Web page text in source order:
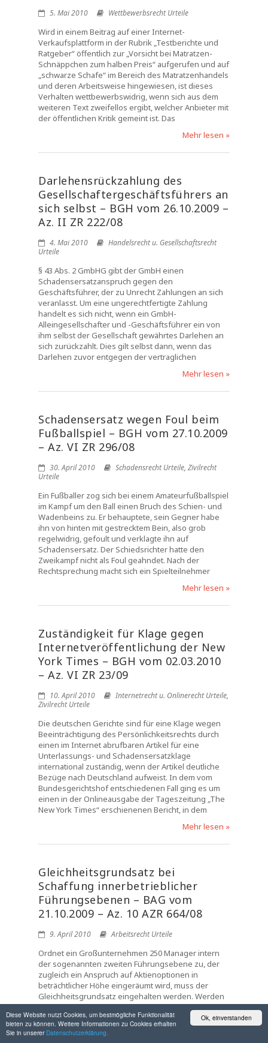
Ok, einverstanden
Diese Website nutzt Cookies, um bestmögliche Funktionalität
bieten zu können. Weitere Informationen zu Cookies erhalten
Sie in unserer Datenschutzerklärung.
5. Mai 2010 Wettbewerbsrecht Urteile
Wird in einem Beitrag auf einer Internet-
Verkaufsplattform in der Rubrik „Testberichte und
Ratgeber“ öffentlich zur „Vorsicht bei Matratzen-
Schnäppchen zum halben Preis“ aufgerufen und auf
„schwarze Schafe“ im Bereich des Matratzenhandels
und deren Arbeitsweise hingewiesen, ist dieses
Verhalten wettbewerbswidrig, wenn sich aus dem
weiteren Text zweifellos ergibt, welcher Anbieter mit
der öffentlichen Kritik gemeint ist. Das
Mehr lesen »
Darlehensrückzahlung des
Gesellschaftergeschäftsführers an
sich selbst – BGH vom 26.10.2009 –
Az. II ZR 222/08
4. Mai 2010
Handelsrecht u. Gesellschaftsrecht
Urteile
§ 43 Abs. 2 GmbHG gibt der GmbH einen
Schadensersatzanspruch gegen den
Geschäftsführer, der zu Unrecht Zahlungen an sich
veranlasst. Um eine ungerechtfertigte Zahlung
handelt es sich nicht, wenn ein GmbH-
Alleingesellschafter und -Geschäftsführer ein von
ihm selbst der Gesellschaft gewährtes Darlehen an
sich zurückzahlt. Dies gilt selbst dann, wenn das
Darlehen zuvor entgegen der vertraglichen
Mehr lesen »
Schadensersatz wegen Foul beim
Fußballspiel – BGH vom 27.10.2009
– Az. VI ZR 296/08
30. April 2010 Schadensrecht Urteile, Zivilrecht
Urteile
Ein Fußballer zog sich bei einem Amateurfußballspiel
im Kampf um den Ball einen Bruch des Schien- und
Wadenbeins zu. Er behauptete, sein Gegner habe
ihn von hinten mit gestrecktem Bein, also grob
regelwidrig, gefoult und verklagte ihn auf
Schadensersatz. Der Schiedsrichter hatte den
Zweikampf nicht als Foul geahndet. Nach der
Rechtsprechung macht sich ein Spielteilnehmer
Mehr lesen »
Zuständigkeit für Klage gegen
Internetveröffentlichung der New
York Times – BGH vom 02.03.2010
– Az. VI ZR 23/09
10. April 2010 Internetrecht u. Onlinerecht Urteile,
Zivilrecht Urteile
Die deutschen Gerichte sind für eine Klage wegen
Beeinträchtigung des Persönlichkeitsrechts durch
einen im Internet abrufbaren Artikel für eine
Unterlassungs- und Schadensersatzklage
international zuständig, wenn der Artikel deutliche
Bezüge nach Deutschland aufweist. In dem vom
Bundesgerichtshof entschiedenen Fall ging es um
einen in der Onlineausgabe der Tageszeitung „The
New York Times“ erschienenen Bericht, in dem
Mehr lesen »
Gleichheitsgrundsatz bei
Schaffung innerbetrieblicher
Führungsebenen – BAG vom
21.10.2009 – Az. 10 AZR 664/08
9. April 2010 Arbeitsrecht Urteile
Ordnet ein Großunternehmen 250 Manager intern
der sogenannten zweiten Führungsebene zu, der
zugleich ein Anspruch auf Aktienoptionen in
beträchtlicher Höhe eingeräumt wird, muss der
Gleichheitsgrundsatz eingehalten werden. Werden
aus der Rechtsabteilung des Betriebs nur zwei von
vier Juristen bei der „Beförderung“ berücksichtigt,
obwohl alle die gleiche Arbeit verrichten, können die
ohne hinreichenden Grund leer ausgegangenen